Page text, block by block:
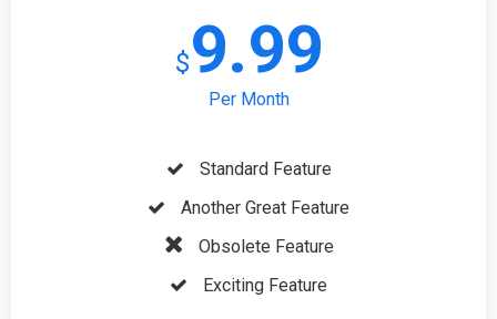
$9.99
Per Month
Standard Feature
Another Great Feature
Obsolete Feature
Exciting Feature